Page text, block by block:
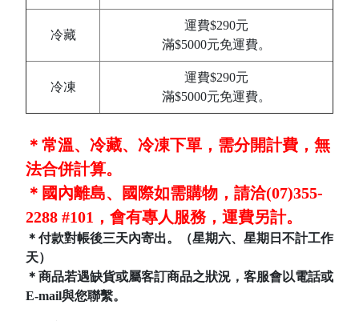
冷藏
運費$290元
滿$5000元免運費。
冷凍
運費$290元
滿$5000元免運費。
＊常溫、冷藏、冷凍下單，需分開計費，無
法合併計算。
＊國內離島、國際如需購物，請洽(07)355-
2288 #101，會有專人服務，運費另計。
＊付款對帳後三天內寄出。（星期六、星期日不計工作
天）
＊商品若遇缺貨或屬客訂商品之狀況，客服會以電話或
E-mail與您聯繫。